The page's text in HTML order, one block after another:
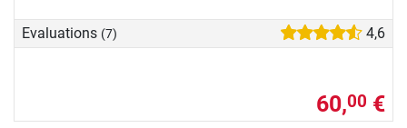
Evaluations (7) 4,6
60,00 €